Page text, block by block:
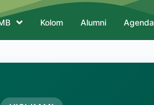
Kolom Alumni Agenda